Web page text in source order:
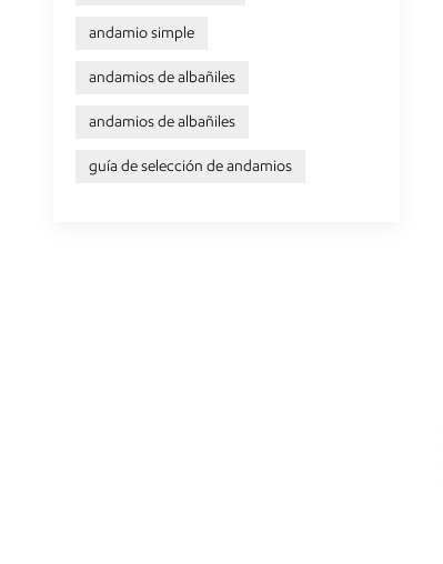
andamio simple
andamios de albañiles
andamios de albañiles
guía de selección de andamios